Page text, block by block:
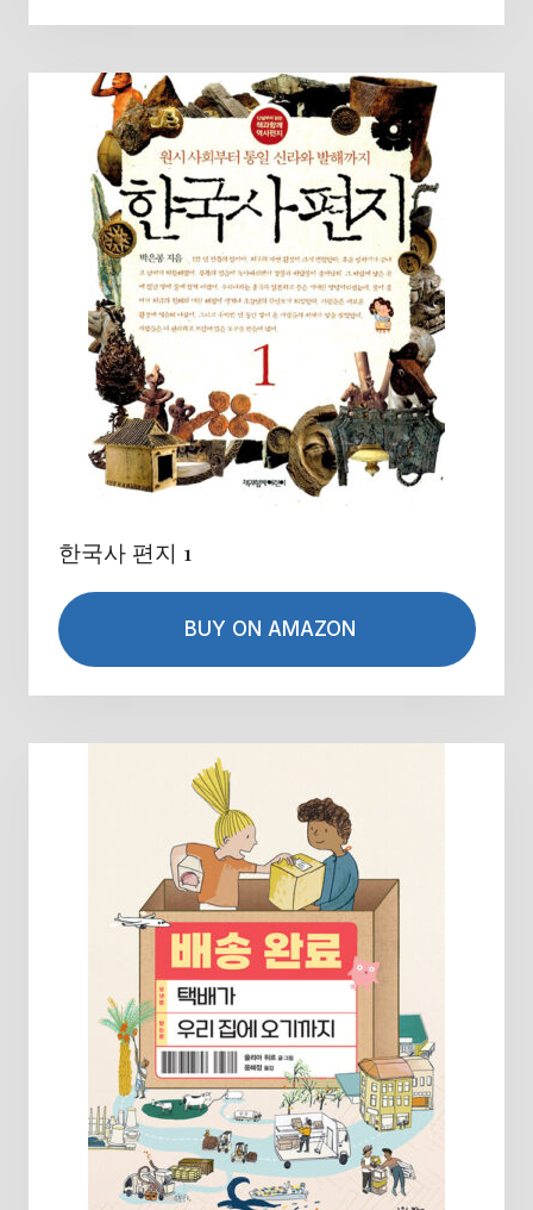
한국사 편지 1
BUY ON AMAZON